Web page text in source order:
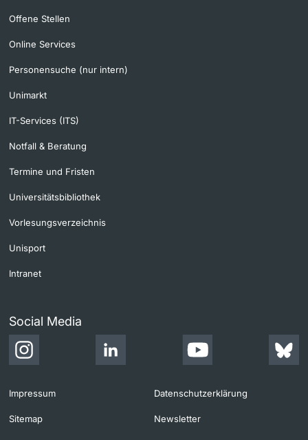
Offene Stellen
Online Services
Personensuche (nur intern)
Unimarkt
IT-Services (ITS)
Notfall & Beratung
Termine und Fristen
Universitätsbibliothek
Vorlesungsverzeichnis
Unisport
Intranet
Social Media
Impressum Datenschutzerklärung
Sitemap Newsletter